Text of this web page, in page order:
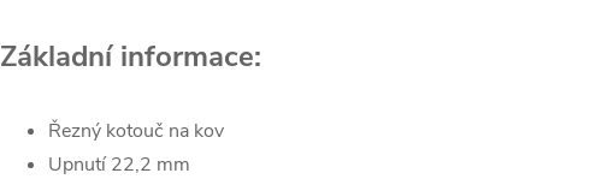
Základní informace:
Řezný kotouč na kov
Upnutí 22,2 mm